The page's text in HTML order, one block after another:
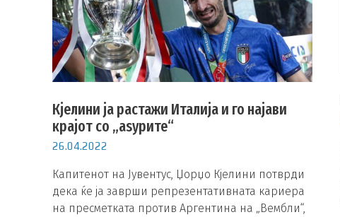
Кјелини ја растажи Италија и го најави
крајот со „аѕурите“
26.04.2022
Капитенот на Јувентус, Џорџо Кјелини потврди
дека ќе ја заврши репрезентативната кариера
на пресметката против Аргентина на „Вембли“,